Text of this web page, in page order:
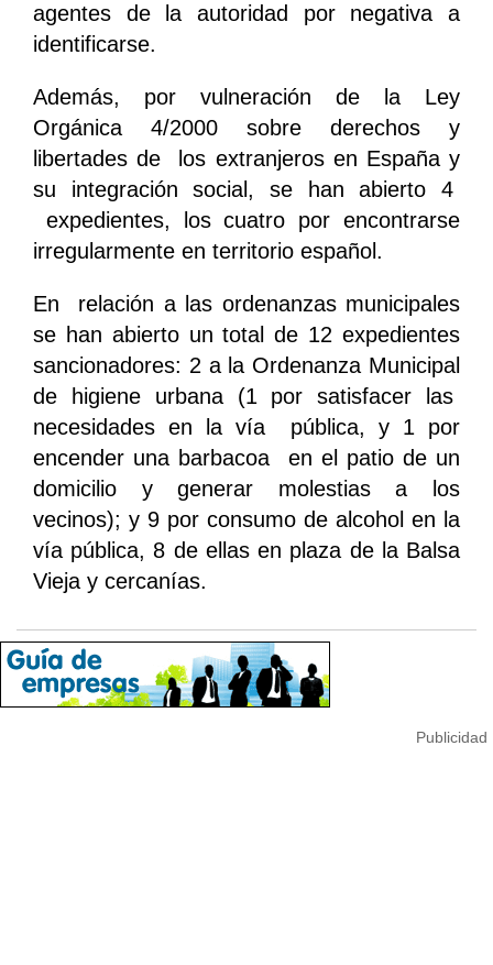
agentes de la autoridad por negativa a
identificarse.
Además, por vulneración de la Ley
Orgánica 4/2000 sobre derechos y
libertades de los extranjeros en España y
su integración social, se han abierto 4
expedientes, los cuatro por encontrarse
irregularmente en territorio español.
En relación a las ordenanzas municipales
se han abierto un total de 12 expedientes
sancionadores: 2 a la Ordenanza Municipal
de higiene urbana (1 por satisfacer las
necesidades en la vía pública, y 1 por
encender una barbacoa en el patio de un
domicilio y generar molestias a los
vecinos); y 9 por consumo de alcohol en la
vía pública, 8 de ellas en plaza de la Balsa
Vieja y cercanías.